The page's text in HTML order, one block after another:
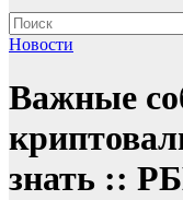
Новости
Важные
знать ::